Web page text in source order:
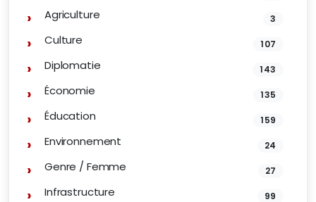
Agriculture 3
Culture 107
Diplomatie 143
Économie 135
Éducation 159
Environnement 24
Genre / Femme 27
Infrastructure 99